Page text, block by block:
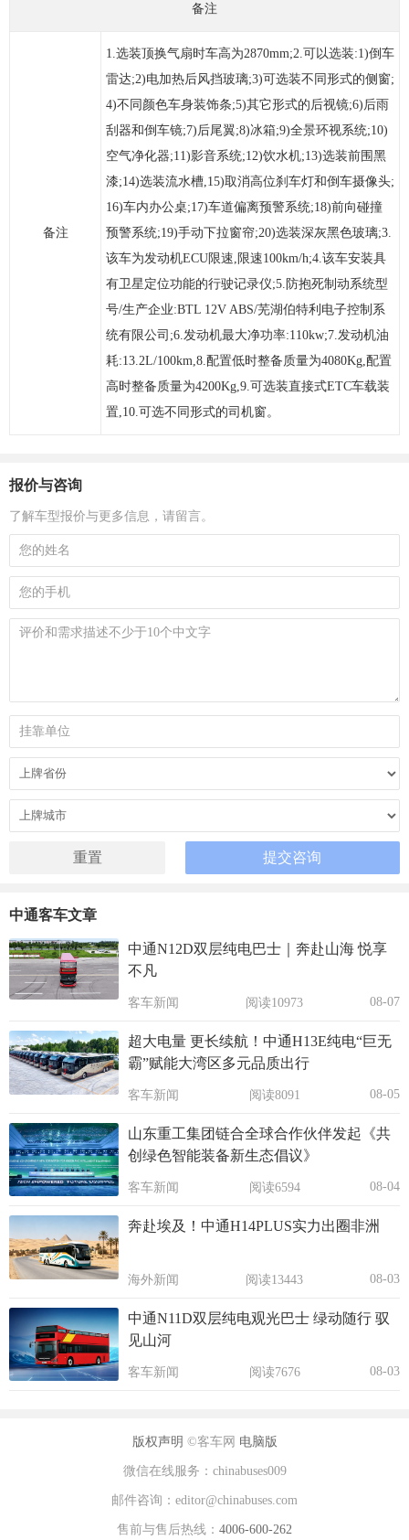
备注
备注
1.选装顶换气扇时车高为2870mm;2.可以选装:1)倒车
雷达;2)电加热后风挡玻璃;3)可选装不同形式的侧窗;
4)不同颜色车身装饰条;5)其它形式的后视镜;6)后雨
刮器和倒车镜;7)后尾翼;8)冰箱;9)全景环视系统;10)
空气净化器;11)影音系统;12)饮水机;13)选装前围黑
漆;14)选装流水槽,15)取消高位刹车灯和倒车摄像头;
16)车内办公桌;17)车道偏离预警系统;18)前向碰撞
预警系统;19)手动下拉窗帘;20)选装深灰黑色玻璃;3.
该车为发动机ECU限速,限速100km/h;4.该车安装具
有卫星定位功能的行驶记录仪;5.防抱死制动系统型
号/生产企业:BTL 12V ABS/芜湖伯特利电子控制系
统有限公司;6.发动机最大净功率:110kw;7.发动机油
耗:13.2L/100km,8.配置低时整备质量为4080Kg,配置
高时整备质量为4200Kg,9.可选装直接式ETC车载装
置,10.可选不同形式的司机窗。
报价与咨询
了解车型报价与更多信息，请留言。
中通客车文章
中通N12D双层纯电巴士｜奔赴山海 悦享
不凡
客车新闻 阅读10973 08-07
超大电量 更长续航！中通H13E纯电“巨无
霸”赋能大湾区多元品质出行
客车新闻 阅读8091 08-05
山东重工集团链合全球合作伙伴发起《共
创绿色智能装备新生态倡议》
客车新闻 阅读6594 08-04
奔赴埃及！中通H14PLUS实力出圈非洲
海外新闻 阅读13443 08-03
中通N11D双层纯电观光巴士 绿动随行 驭
见山河
客车新闻 阅读7676 08-03
版权声明 ©客车网 电脑版
微信在线服务：chinabuses009
邮件咨询：editor@chinabuses.com
售前与售后热线： 4006-600-262